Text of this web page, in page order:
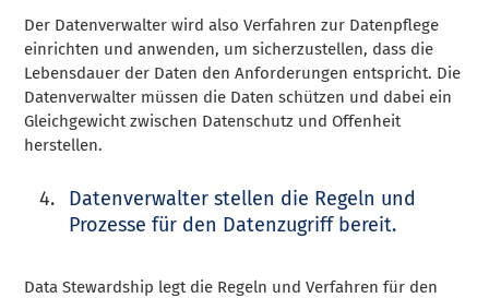
Der Datenverwalter wird also Verfahren zur Datenpflege
einrichten und anwenden, um sicherzustellen, dass die
Lebensdauer der Daten den Anforderungen entspricht. Die
Datenverwalter müssen die Daten schützen und dabei ein
Gleichgewicht zwischen Datenschutz und Offenheit
herstellen.
Datenverwalter stellen die Regeln und
Prozesse für den Datenzugriff bereit.
Data Stewardship legt die Regeln und Verfahren für den